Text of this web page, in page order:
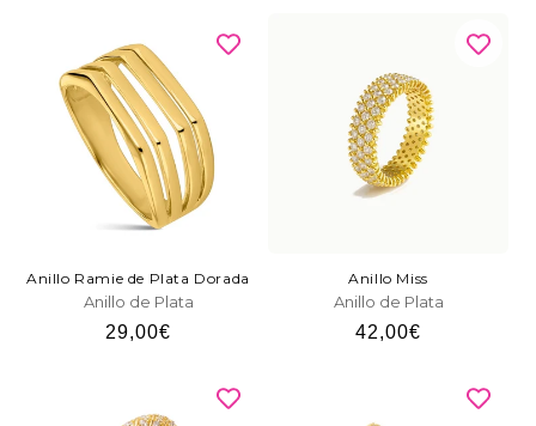
Anillo Ramie de Plata Dorada
Anillo de Plata
Precio
29,00€
Anillo Miss
Anillo de Plata
Precio
42,00€